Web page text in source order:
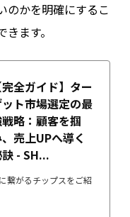
のかを明確にするこ
ます。
完全ガイド】ター
ト市場選定の最
略：顧客を掴
売上UPへ導く
- SH...
繋がるチップスをご紹